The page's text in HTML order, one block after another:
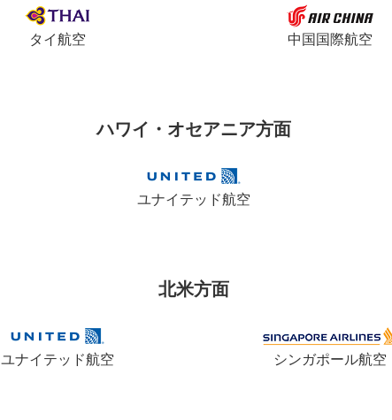
タイ航空 中国国際航空
ハワイ・オセアニア方面
ユナイテッド航空
北米方面
ユナイテッド航空 シンガポール航空